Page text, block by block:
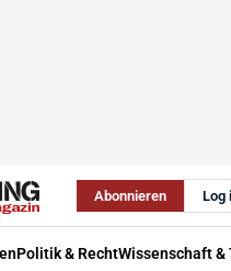
Abonnieren Log
Politik & RechtWissenschaft &